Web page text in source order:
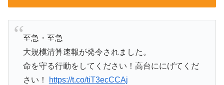
至急・至急
大規模清算速報が発令されました。
命を守る行動をしてください！高台ににげてくだ
さい！
https://t.co/tiT3ecCCAj